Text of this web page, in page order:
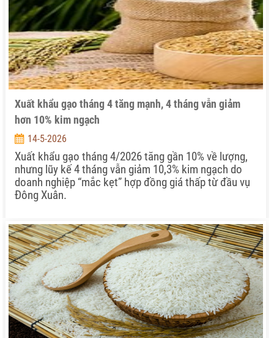
Xuất khẩu gạo tháng 4 tăng mạnh, 4 tháng vẫn giảm
hơn 10% kim ngạch
14-5-2026
Xuất khẩu gạo tháng 4/2026 tăng gần 10% về lượng,
nhưng lũy kế 4 tháng vẫn giảm 10,3% kim ngạch do
doanh nghiệp “mắc kẹt” hợp đồng giá thấp từ đầu vụ
Đông Xuân.